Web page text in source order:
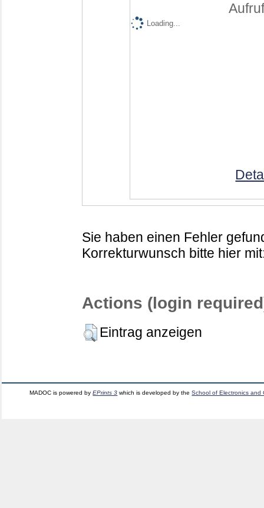
Loading...
Sie haben einen Fehler
Korrekturwunsch bitte hier
Actions (login
Eintrag anzeigen
MADOC is powered byEPrints 3 which is developed by theSchool of Electronics and